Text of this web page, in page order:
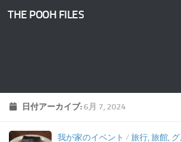
コンテンツへスキップ
THE POOH FILES
日付アーカイブ:6月 7, 2024
我が家のイベント / 旅行, 旅館,